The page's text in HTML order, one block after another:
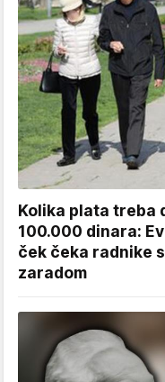
Kolika plata treba
100.000 dinara:
ček čeka radnike
zaradom